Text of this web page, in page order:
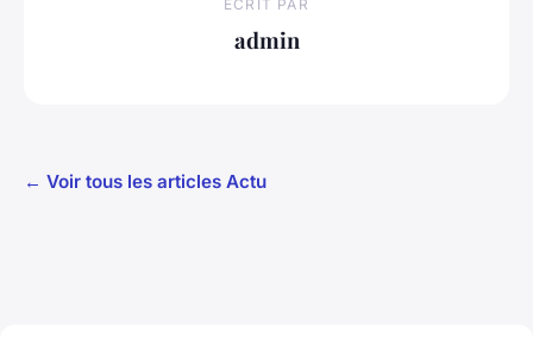
ECRIT PAR
admin
← Voir tous les articles Actu